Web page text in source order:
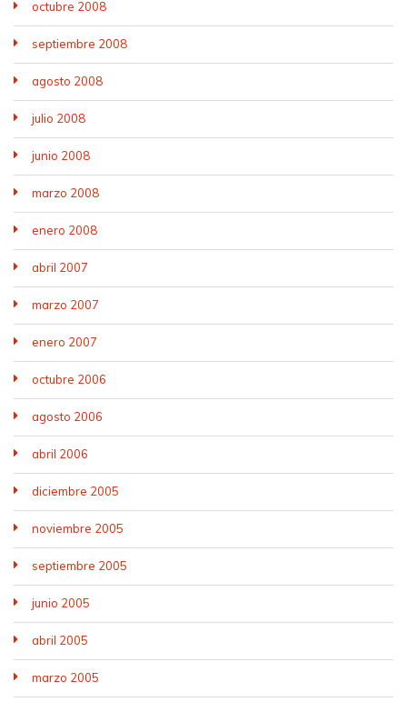
octubre 2008
septiembre 2008
agosto 2008
julio 2008
junio 2008
marzo 2008
enero 2008
abril 2007
marzo 2007
enero 2007
octubre 2006
agosto 2006
abril 2006
diciembre 2005
noviembre 2005
septiembre 2005
junio 2005
abril 2005
marzo 2005